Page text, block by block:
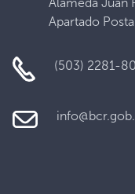
10 I.
de comidas
Apartado
(503) 2281-